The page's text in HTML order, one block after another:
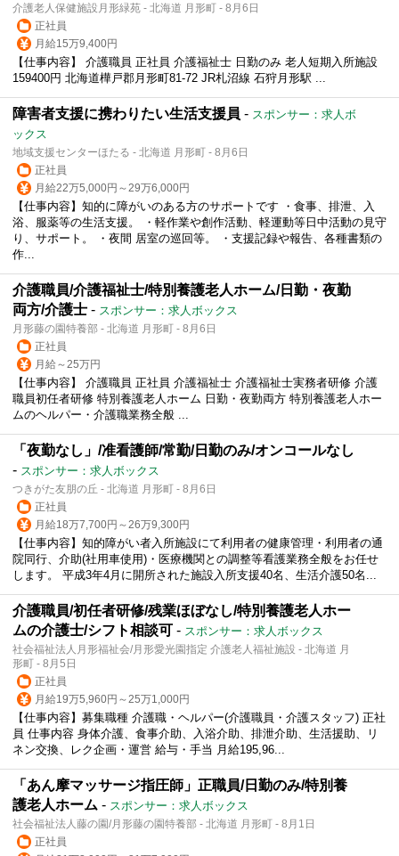
介護老人保健施設月形緑苑 - 北海道 月形町 - 8月6日
正社員
月給15万9,400円
【仕事内容】 介護職員 正社員 介護福祉士 日勤のみ 老人短期入所施設
159400円 北海道樺戸郡月形町81-72 JR札沼線 石狩月形駅 ...
障害者支援に携わりたい生活支援員 - スポンサー：求人ボ
ックス
地域支援センターほたる - 北海道 月形町 - 8月6日
正社員
月給22万5,000円～29万6,000円
【仕事内容】知的に障がいのある方のサポートです ・食事、排泄、入
浴、服薬等の生活支援。 ・軽作業や創作活動、軽運動等日中活動の見守
り、サポート。 ・夜間 居室の巡回等。 ・支援記録や報告、各種書類の
作...
介護職員/介護福祉士/特別養護老人ホーム/日勤・夜勤
両方/介護士 - スポンサー：求人ボックス
月形藤の園特養部 - 北海道 月形町 - 8月6日
正社員
月給～25万円
【仕事内容】 介護職員 正社員 介護福祉士 介護福祉士実務者研修 介護
職員初任者研修 特別養護老人ホーム 日勤・夜勤両方 特別養護老人ホー
ムのヘルパー・介護職業務全般 ...
「夜勤なし」/准看護師/常勤/日勤のみ/オンコールなし
- スポンサー：求人ボックス
つきがた友朋の丘 - 北海道 月形町 - 8月6日
正社員
月給18万7,700円～26万9,300円
【仕事内容】知的障がい者入所施設にて利用者の健康管理・利用者の通
院同行、介助(社用車使用)・医療機関との調整等看護業務全般をお任せ
します。 平成3年4月に開所された施設入所支援40名、生活介護50名...
介護職員/初任者研修/残業ほぼなし/特別養護老人ホー
ムの介護士/シフト相談可 - スポンサー：求人ボックス
社会福祉法人月形福祉会/月形愛光園指定 介護老人福祉施設 - 北海道 月
形町 - 8月5日
正社員
月給19万5,960円～25万1,000円
【仕事内容】募集職種 介護職・ヘルパー(介護職員・介護スタッフ) 正社
員 仕事内容 身体介護、食事介助、入浴介助、排泄介助、生活援助、リ
ネン交換、レク企画・運営 給与・手当 月給195,96...
「あん摩マッサージ指圧師」正職員/日勤のみ/特別養
護老人ホーム - スポンサー：求人ボックス
社会福祉法人藤の園/月形藤の園特養部 - 北海道 月形町 - 8月1日
正社員